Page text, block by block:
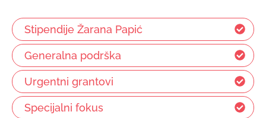
Stipendije Žarana Papić
Generalna podrška
Urgentni grantovi
Specijalni fokus